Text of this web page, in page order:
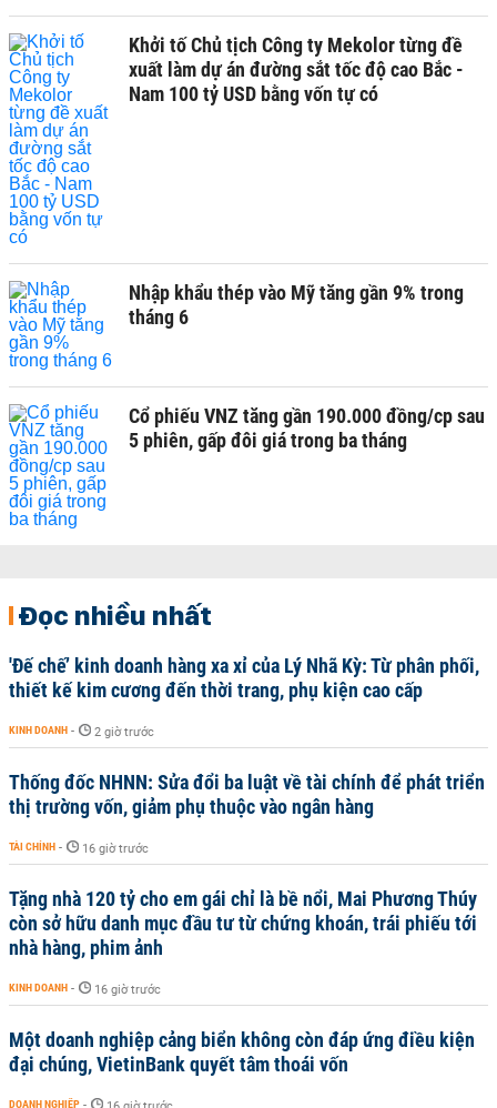
Khởi tố Chủ tịch Công ty Mekolor từng đề
xuất làm dự án đường sắt tốc độ cao Bắc -
Nam 100 tỷ USD bằng vốn tự có
Nhập khẩu thép vào Mỹ tăng gần 9% trong
tháng 6
Cổ phiếu VNZ tăng gần 190.000 đồng/cp sau
5 phiên, gấp đôi giá trong ba tháng
Đọc nhiều nhất
'Đế chế’ kinh doanh hàng xa xỉ của Lý Nhã Kỳ: Từ phân phối,
thiết kế kim cương đến thời trang, phụ kiện cao cấp
KINH DOANH - 2 giờ trước
Thống đốc NHNN: Sửa đổi ba luật về tài chính để phát triển
thị trường vốn, giảm phụ thuộc vào ngân hàng
TÀI CHÍNH - 16 giờ trước
Tặng nhà 120 tỷ cho em gái chỉ là bề nổi, Mai Phương Thúy
còn sở hữu danh mục đầu tư từ chứng khoán, trái phiếu tới
nhà hàng, phim ảnh
KINH DOANH - 16 giờ trước
Một doanh nghiệp cảng biển không còn đáp ứng điều kiện
đại chúng, VietinBank quyết tâm thoái vốn
DOANH NGHIỆP